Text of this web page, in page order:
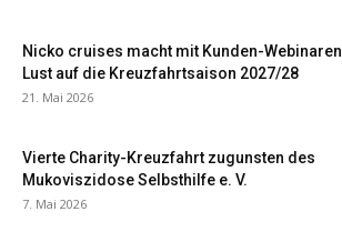
Nicko cruises macht mit Kunden-Webinaren
Lust auf die Kreuzfahrtsaison 2027/28
21. Mai 2026
Vierte Charity-Kreuzfahrt zugunsten des
Mukoviszidose Selbsthilfe e. V.
7. Mai 2026